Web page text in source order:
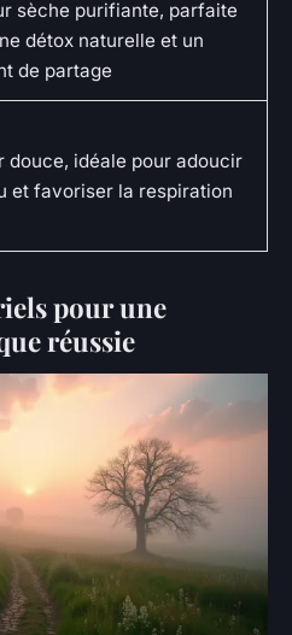
sèche purifiante, parfaite
détox naturelle et un
de partage
douce, idéale pour adoucir
et favoriser la respiration
pour une
réussie